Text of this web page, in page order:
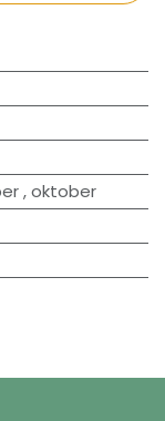
,oktober